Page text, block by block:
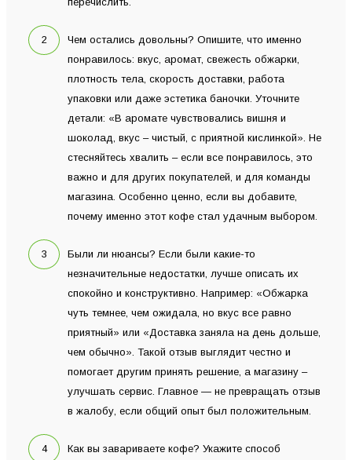
Чем остались довольны? Опишите, что именно
понравилось: вкус, аромат, свежесть обжарки,
плотность тела, скорость доставки, работа
упаковки или даже эстетика баночки. Уточните
детали: «В аромате чувствовались вишня и
шоколад, вкус – чистый, с приятной кислинкой». Не
стесняйтесь хвалить – если все понравилось, это
важно и для других покупателей, и для команды
магазина. Особенно ценно, если вы добавите,
почему именно этот кофе стал удачным выбором.
Были ли нюансы? Если были какие-то
незначительные недостатки, лучше описать их
спокойно и конструктивно. Например: «Обжарка
чуть темнее, чем ожидала, но вкус все равно
приятный» или «Доставка заняла на день дольше,
чем обычно». Такой отзыв выглядит честно и
помогает другим принять решение, а магазину –
улучшать сервис. Главное — не превращать отзыв
в жалобу, если общий опыт был положительным.
Как вы завариваете кофе? Укажите способ